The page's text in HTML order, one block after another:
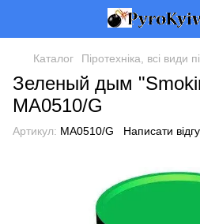
Каталог Піротехніка, всі види
Зеленый дым
MA0510/G
Артикул: MA0510/G Написати